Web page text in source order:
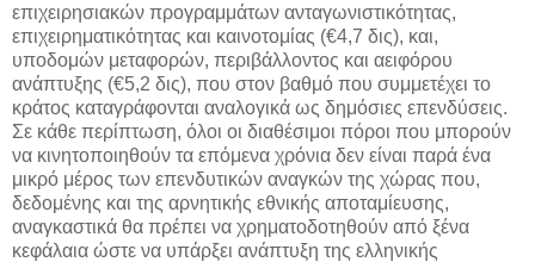
επιχειρησιακών προγραμμάτων ανταγωνιστικότητας,
επιχειρηματικότητας και καινοτομίας (€4,7 δις), και,
υποδομών μεταφορών, περιβάλλοντος και αειφόρου
ανάπτυξης (€5,2 δις), που στον βαθμό που συμμετέχει το
κράτος καταγράφονται αναλογικά ως δημόσιες επενδύσεις.
Σε κάθε περίπτωση, όλοι οι διαθέσιμοι πόροι που μπορούν
να κινητοποιηθούν τα επόμενα χρόνια δεν είναι παρά ένα
μικρό μέρος των επενδυτικών αναγκών της χώρας που,
δεδομένης και της αρνητικής εθνικής αποταμίευσης,
αναγκαστικά θα πρέπει να χρηματοδοτηθούν από ξένα
κεφάλαια ώστε να υπάρξει ανάπτυξη της ελληνικής